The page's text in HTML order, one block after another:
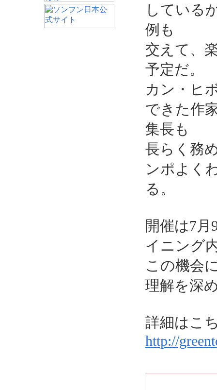
している
例も
交えて、
予定だ。
カン・ヒ
できた作
集長も
長らく務
ンポよく
る。
開催は7
イニング
この機会
理解を深
詳細は
http://